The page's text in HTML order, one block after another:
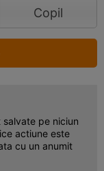
Copil
pe niciun
actiune este
cu un anumit